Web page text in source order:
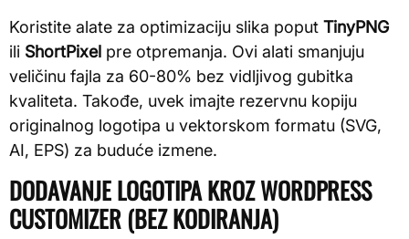
Koristite alate za optimizaciju slika poput TinyPNG
ili ShortPixel pre otpremanja. Ovi alati smanjuju
veličinu fajla za 60-80% bez vidljivog gubitka
kvaliteta. Takođe, uvek imajte rezervnu kopiju
originalnog logotipa u vektorskom formatu (SVG,
AI, EPS) za buduće izmene.
DODAVANJE LOGOTIPA KROZ WORDPRESS
CUSTOMIZER (BEZ KODIRANJA)